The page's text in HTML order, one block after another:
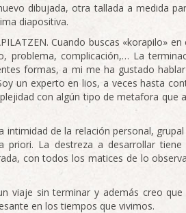
dibujada, otra tallada a medida
diapositiva.
Cuando buscas «korapilo»
problema, complicación,… La
formas, a mi me ha gustado
un experto en lios, a veces hasta
con algún tipo de metafora que
de la relación personal,
priori. La destreza a desarrollar
con todos los matices de lo
viaje sin terminar y además creo
en los tiempos que vivimos.